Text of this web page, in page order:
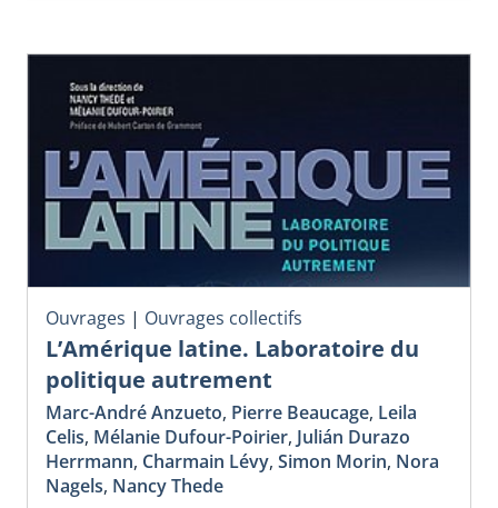
Ouvrages | Ouvrages collectifs
L’Amérique latine. Laboratoire du
politique autrement
Marc-André Anzueto, Pierre Beaucage, Leila
Celis, Mélanie Dufour-Poirier, Julián Durazo
Herrmann, Charmain Lévy, Simon Morin, Nora
Nagels, Nancy Thede